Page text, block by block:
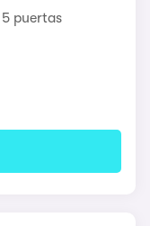
5 puertas